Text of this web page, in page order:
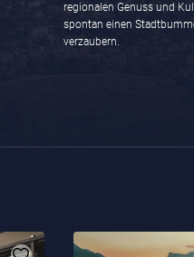
verzaubern.